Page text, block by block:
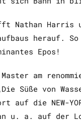
Nathan Harris
herauf.
Epos!
am
Süße von
auf die NEW-
u. a. auf der